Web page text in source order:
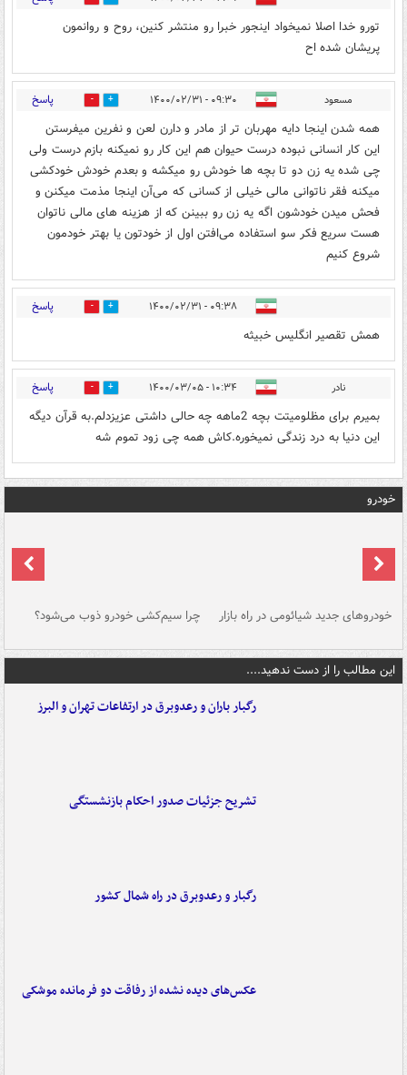
تورو خدا اصلا نمیخواد اینجور خبرا رو منتشر کنین، روح و روانمون
پریشان شده اح
مسعود ۰۹:۳۰ - ۱۴۰۰/۰۲/۳۱ 3 پاسخ
همه شدن اینجا دایه مهربان تر از مادر و دارن لعن و نفرین میفرستن
این کار انسانی نبوده درست حیوان هم این کار رو نمیکنه بازم درست ولی
چی شده یه زن دو تا بچه ها خودش رو میکشه و بعدم خودش خودکشی
میکنه فقر ناتوانی مالی خیلی از کسانی که می‌آن اینجا مذمت میکنن و
فحش میدن خودشون اگه یه زن رو ببینن که از هزینه های مالی ناتوان
هست سریع فکر سو استفاده می‌افتن اول از خودتون یا بهتر خودمون
شروع کنیم
۰۹:۳۸ - ۱۴۰۰/۰۲/۳۱ 6 پاسخ
همش تقصیر انگلیس خبیثه
نادر ۱۰:۳۴ - ۱۴۰۰/۰۳/۰۵ 0 پاسخ
بمیرم برای مظلومیتت بچه 2ماهه چه حالی داشتی عزیزدلم.به قرآن دیگه
این دنیا به درد زندگی نمیخوره.کاش همه چی زود تموم شه
خودرو
خودروهای جدید شیائومی در راه بازار چرا سیم‌کشی خودرو ذوب می‌شود؟
این مطالب را از دست ندهید....
رگبار باران و رعدوبرق در ارتفاعات تهران و البرز
تشریح جزئیات صدور احکام بازنشستگی
رگبار و رعدوبرق در راه شمال کشور
عکس‌های دیده نشده از رفاقت دو فرمانده‌ موشکی